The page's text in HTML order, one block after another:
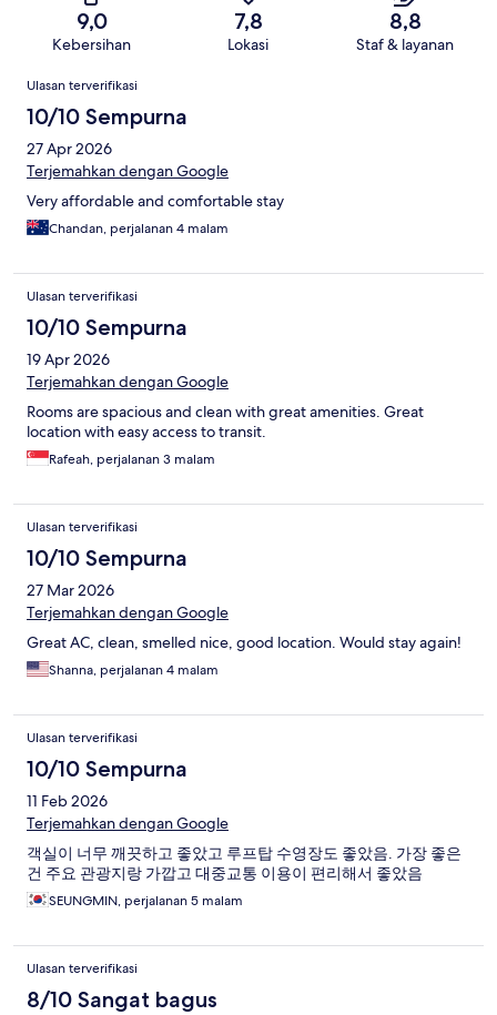
9,0
Kebersihan
7,8
Lokasi
8,8
Staf & layanan
Ulasan
Ulasan terverifikasi
10/10 Sempurna
27 Apr 2026
Terjemahkan dengan Google
Very affordable and comfortable stay
Chandan, perjalanan 4 malam
Ulasan terverifikasi
10/10 Sempurna
19 Apr 2026
Terjemahkan dengan Google
Rooms are spacious and clean with great amenities. Great
location with easy access to transit.
Rafeah, perjalanan 3 malam
Ulasan terverifikasi
10/10 Sempurna
27 Mar 2026
Terjemahkan dengan Google
Great AC, clean, smelled nice, good location. Would stay again!
Shanna, perjalanan 4 malam
Ulasan terverifikasi
10/10 Sempurna
11 Feb 2026
Terjemahkan dengan Google
객실이 너무 깨끗하고 좋았고 루프탑 수영장도 좋았음. 가장 좋은
건 주요 관광지랑 가깝고 대중교통 이용이 편리해서 좋았음
SEUNGMIN, perjalanan 5 malam
Ulasan terverifikasi
8/10 Sangat bagus